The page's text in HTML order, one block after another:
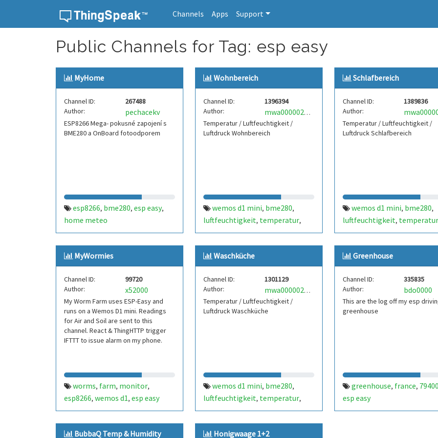
Channels Apps Support
Public Channels for Tag: esp easy
MyHome
Channel ID:
267488
Author:
pechacekv
ESP8266 Mega- pokusné zapojení s
BME280 a OnBoard fotoodporem
esp8266, bme280, esp easy,
home meteo
Wohnbereich
Channel ID:
1396394
Author:
mwa0000021481291
Temperatur / Luftfeuchtigkeit /
Luftdruck Wohnbereich
wemos d1 mini, bme280,
luftfeuchtigkeit, temperatur,
luftdruck,espeasy,esp easy
Schlafbereich
Channel ID:
1389836
Author:
Temperatur / Luftfeuchtigkeit /
Luftdruck Schlafbereich
wemos d1 mini, bme280,
luftfeuchtigkeit, temperatur
luftdruck,espeasy,esp easy
MyWormies
Channel ID:
99720
Author:
x52000
My Worm Farm uses ESP-Easy and
runs on a Wemos D1 mini. Readings
for Air and Soil are sent to this
channel. React & ThingHTTP trigger
IFTTT to issue alarm on my phone.
worms, farm, monitor,
esp8266, wemos d1, esp easy
Waschküche
Channel ID:
1301129
Author:
mwa0000021481291
Temperatur / Luftfeuchtigkeit /
Luftdruck Waschküche
wemos d1 mini, bme280,
luftfeuchtigkeit, temperatur,
luftdruck,espeasy,esp easy
Greenhouse
Channel ID:
335835
Author:
bdo0000
This are the log off my esp
greenhouse
greenhouse, france, 79400
esp easy
BubbaQ Temp & Humidity Honigwaage 1+2